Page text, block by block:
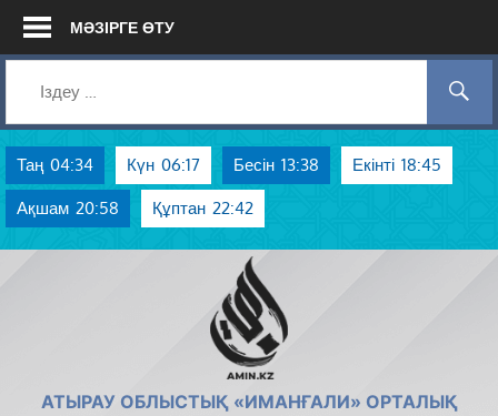
Skip
МӘЗІРГЕ ӨТУ
Таң 04:34 Күн 06:17 Бесін 13:38 Екінті 18:45
Ақшам 20:58 Құптан 22:42
АТЫРАУ ОБЛЫСТЫҚ «ИМАНҒАЛИ» ОРТАЛЫҚ